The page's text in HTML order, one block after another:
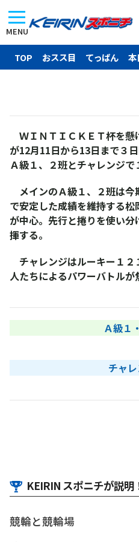
MENU
TOP おスス目 てっぱん 本
ＷＩＮＴＩＣＫＥＴ杯を
が12月11日から13日まで３
Ａ級１、２班とチャレンジで
メインのＡ級１、２班は
で安定した成績を維持する松
が中心。先行と捲りを使い
揮する。
チャレンジはルーキー１
人たちによるパワーバトルが
Ａ級１
チャ
KEIRIN スポニチが説明
競輪と競輪場